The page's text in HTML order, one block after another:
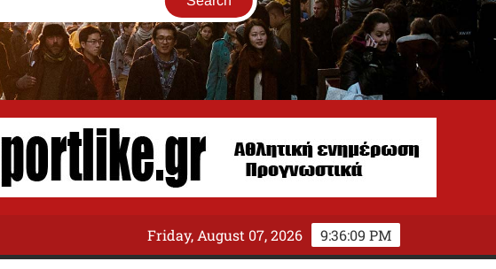
9:36:10 PM
Friday, August 07, 2026